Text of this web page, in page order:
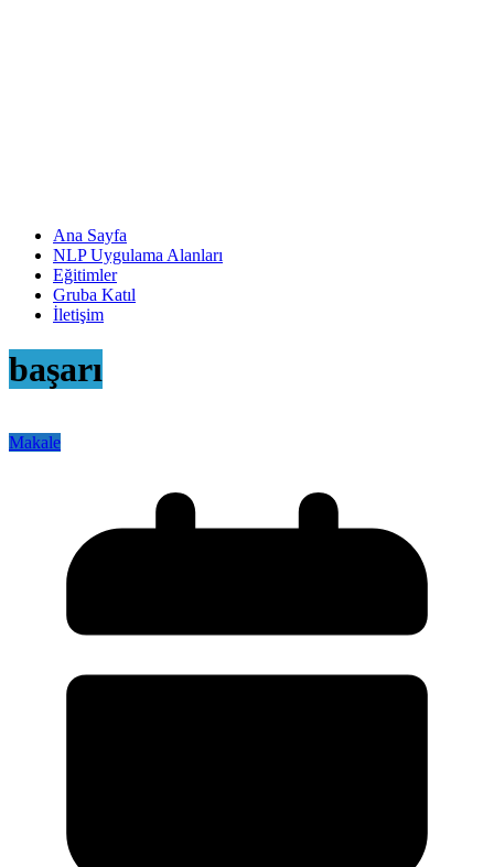
Ana Sayfa
NLP Uygulama Alanları
Eğitimler
Gruba Katıl
İletişim
başarı
Makale